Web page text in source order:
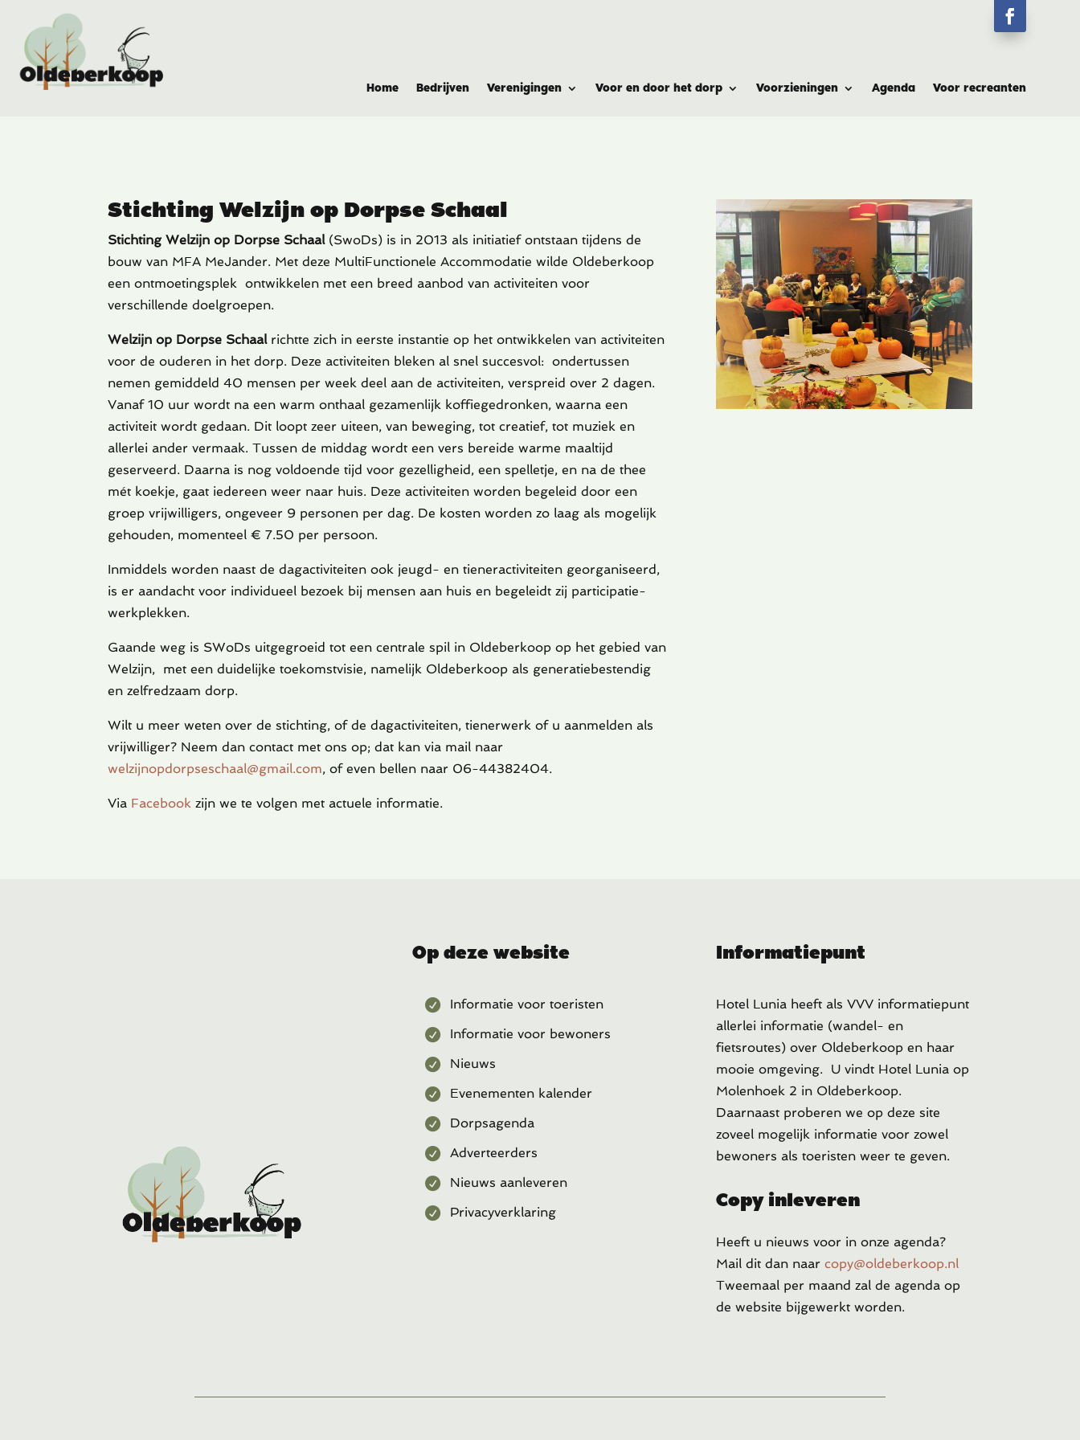
Home Bedrijven Verenigingen Voor en door het dorp Voorzieningen Agenda Voor recreanten
Stichting Welzijn op Dorpse Schaal
Stichting Welzijn op Dorpse Schaal(SwoDs) is in 2013 als initiatief ontstaan tijdens de
bouw van MFA MeJander. Met deze MultiFunctionele Accommodatie wilde Oldeberkoop
een ontmoetingsplek ontwikkelen met een breed aanbod van activiteiten voor
verschillende doelgroepen.
Welzijn op Dorpse Schaalrichtte zich in eerste instantie op het ontwikkelen van activiteiten
voor de ouderen in het dorp. Deze activiteiten bleken al snel succesvol: ondertussen
nemen gemiddeld 40 mensen per week deel aan de activiteiten, verspreid over 2 dagen.
Vanaf 10 uur wordt na een warm onthaal gezamenlijk koffiegedronken, waarna een
activiteit wordt gedaan. Dit loopt zeer uiteen, van beweging, tot creatief, tot muziek en
allerlei ander vermaak. Tussen de middag wordt een vers bereide warme maaltijd
geserveerd. Daarna is nog voldoende tijd voor gezelligheid, een spelletje, en na de thee
mét koekje, gaat iedereen weer naar huis. Deze activiteiten worden begeleid door een
groep vrijwilligers, ongeveer 9 personen per dag. De kosten worden zo laag als mogelijk
gehouden, momenteel € 7.50 per persoon.
Inmiddels worden naast de dagactiviteiten ook jeugd- en tieneractiviteiten georganiseerd,
is er aandacht voor individueel bezoek bij mensen aan huis en begeleidt zij participatie-
werkplekken.
Gaande weg is SWoDs uitgegroeid tot een centrale spil in Oldeberkoop op het gebied van
Welzijn, met een duidelijke toekomstvisie, namelijk Oldeberkoop als generatiebestendig
en zelfredzaam dorp.
Wilt u meer weten over de stichting, of de dagactiviteiten, tienerwerk of u aanmelden als
vrijwilliger? Neem dan contact met ons op; dat kan via mail naar
welzijnopdorpseschaal@gmail.com, of even bellen naar 06-44382404.
Via Facebook zijn we te volgen met actuele informatie.
Op deze website
Informatie voor toeristen
Informatie voor bewoners
Nieuws
Evenementen kalender
Dorpsagenda
Adverteerders
Nieuws aanleveren
Privacyverklaring
Informatiepunt
Hotel Lunia heeft als VVV informatiepunt
allerlei informatie (wandel- en
fietsroutes) over Oldeberkoop en haar
mooie omgeving. U vindt Hotel Lunia op
Molenhoek 2 in Oldeberkoop.
Daarnaast proberen we op deze site
zoveel mogelijk informatie voor zowel
bewoners als toeristen weer te geven.
Copy inleveren
Heeft u nieuws voor in onze agenda?
Mail dit dan naar copy@oldeberkoop.nl
Tweemaal per maand zal de agenda op
de website bijgewerkt worden.